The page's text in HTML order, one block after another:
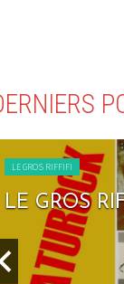
LE GROS RIFFIFI
LE GROS